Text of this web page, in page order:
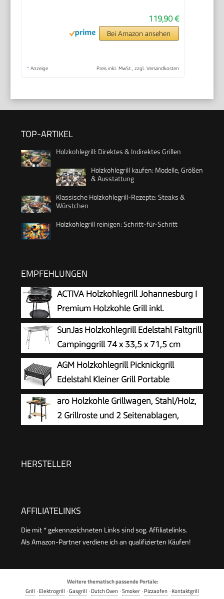
119,90 €
Bei Amazon ansehen
* Anzeige Preis inkl. MwSt., zzgl. Versandkosten
TOP-ARTIKEL
Holzkohlegrill: Direktes & Indirektes Grillen
Holzkohlegrill kaufen: Modelle, Größen
& Ausstattung
Klassische Holzkohlegrill-Rezepte: Steaks &
Würstchen
Holzkohlegrill reinigen: Schritt-für-Schritt
EMPFEHLUNGEN
ACTIVA Holzkohlegrill Johannesburg I
Premium Holzkohle Grill inkl.
hochwertigem & verchromtem
Grillrost I Robuster Kohlegrill für ein einzigartiges
Grillerlebnis I inkl. Warmhalterost
SunJas Holzkohlegrill Edelstahl Faltgrill
Campinggrill 74 x 33,5 x 71,5 cm
AGM Holzkohlegrill Picknickgrill
Edelstahl Kleiner Grill Portable
Campinggrill Abnehmbare BBQ Grills
für Outdoor Garten Party
aro Holzkohle Grillwagen, Stahl/Holz,
2 Grillroste und 2 Seitenablagen,
HERSTELLER
AFFILIATELINKS
Die mit * gekennzeichneten Links sind sog. Affiliatelinks.
Als Amazon-Partner verdiene ich an qualifizierten Käufen!
Weitere thematisch passende Portale:
Grill ·Elektrogrill ·Gasgrill ·Dutch Oven·Smoker·Pizzaofen·Kontaktgrill